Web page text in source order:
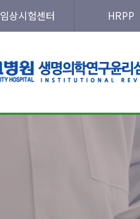
임상시험센터 HRPP